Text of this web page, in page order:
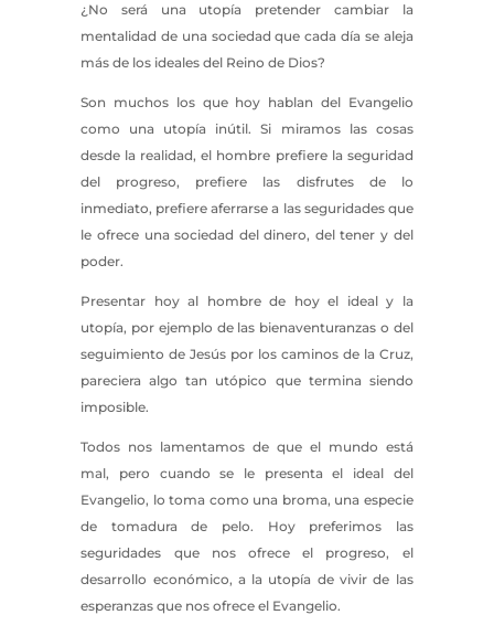
¿No será una utopía pretender cambiar la
mentalidad de una sociedad que cada día se aleja
más de los ideales del Reino de Dios?
Son muchos los que hoy hablan del Evangelio
como una utopía inútil. Si miramos las cosas
desde la realidad, el hombre prefiere la seguridad
del progreso, prefiere las disfrutes de lo
inmediato, prefiere aferrarse a las seguridades que
le ofrece una sociedad del dinero, del tener y del
poder.
Presentar hoy al hombre de hoy el ideal y la
utopía, por ejemplo de las bienaventuranzas o del
seguimiento de Jesús por los caminos de la Cruz,
pareciera algo tan utópico que termina siendo
imposible.
Todos nos lamentamos de que el mundo está
mal, pero cuando se le presenta el ideal del
Evangelio, lo toma como una broma, una especie
de tomadura de pelo. Hoy preferimos las
seguridades que nos ofrece el progreso, el
desarrollo económico, a la utopía de vivir de las
esperanzas que nos ofrece el Evangelio.